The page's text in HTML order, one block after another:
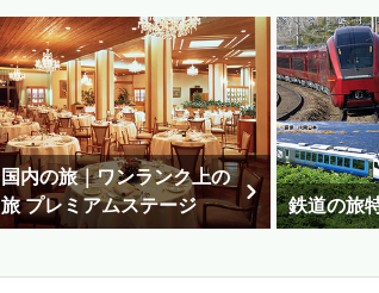
国内の旅｜ワンランク上の
旅 プレミアムステージ
鉄道の旅